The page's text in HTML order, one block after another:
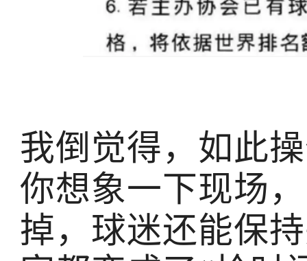
我倒觉得，如此
你想象一下现场
掉，球迷还能保